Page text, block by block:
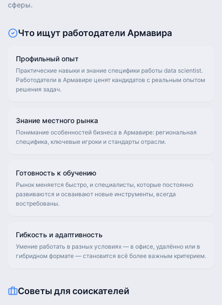
сферы.
Что ищут работодатели Армавира
Профильный опыт
Практические навыки и знание специфики работы data scientist.
Работодатели в Армавире ценят кандидатов с реальным опытом
решения задач.
Знание местного рынка
Понимание особенностей бизнеса в Армавире: региональная
специфика, ключевые игроки и стандарты отрасли.
Готовность к обучению
Рынок меняется быстро, и специалисты, которые постоянно
развиваются и осваивают новые инструменты, всегда
востребованы.
Гибкость и адаптивность
Умение работать в разных условиях — в офисе, удалённо или в
гибридном формате — становится всё более важным критерием.
Советы для соискателей